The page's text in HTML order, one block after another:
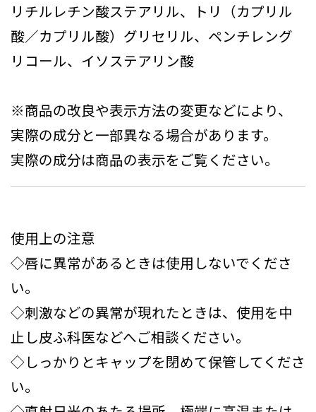
リチルレチン酸ステアリル、トリ（カプリル
酸／カプリル酸）グリセリル、ペンチレング
リコール、イソステアリン酸
※商品の改良や表示方法の変更などにより、
実際の成分と一部異なる場合があります。
実際の成分は商品の表示をご覧ください。
使用上の注意
◇唇に異常があるときは使用しないでくださ
い。
◇刺激などの異常が現れたときは、使用を中
止し皮ふ科医などへご相談ください。
◇しっかりとキャップを閉めて保管してくださ
い。